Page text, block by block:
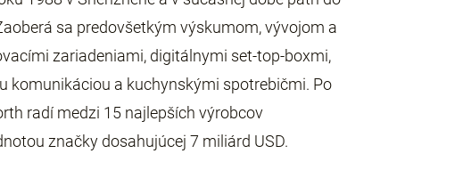
sa predovšetkým výskumom, vývojom a
zariadeniami, digitálnymi set-top-boxmi,
komunikáciou a kuchynskými spotrebičmi. Po
radí medzi 15 najlepších výrobcov
značky dosahujúcej 7 miliárd USD.